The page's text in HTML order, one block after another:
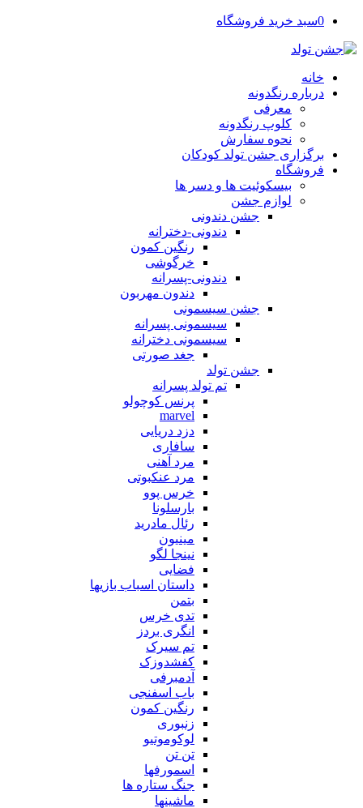
0سبد خرید فروشگاه
خانه
درباره رنگدونه
معرفی
کلوپ رنگدونه
نحوه سفارش
برگزاری جشن تولد کودکان
فروشگاه
بیسکوئیت ها و دسر ها
لوازم جشن
جشن دندونی
دندونی-دخترانه
رنگین کمون
خرگوشی
دندونی-پسرانه
دندون مهربون
جشن سیسمونی
سیسمونی پسرانه
سیسمونی دخترانه
جغد صورتی
جشن تولد
تم تولد پسرانه
پرنس کوچولو
marvel
دزد دریایی
سافاری
مرد آهنی
مرد عنکبوتی
خرس پوو
بارسلونا
رئال مادرید
مینیون
نینجا لگو
فضایی
داستان اسباب بازیها
بتمن
تدی خرس
انگری بردز
تم سیرک
کفشدوزک
آدمبرفی
باب اسفنجی
رنگین کمون
زنبوری
لوکوموتیو
تن تن
اسمورفها
جنگ ستاره ها
ماشینها